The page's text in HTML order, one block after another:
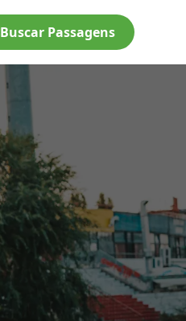
Buscar Passagens